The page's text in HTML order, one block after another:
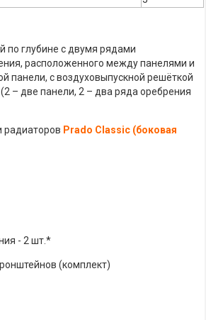
по глубине с двумя рядами
расположенного между панелями и
панели, с воздуховыпускной решёткой
– две панели, 2 – два ряда оребрения
радиаторов Prado Classic (боковая
- 2 шт.*
(комплект)